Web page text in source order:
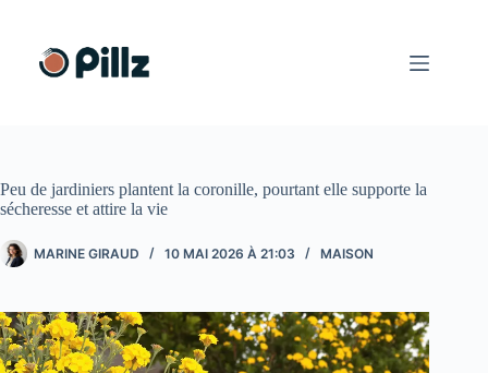
contenu
Peu de jardiniers plantent la coronille, pourtant elle supporte la
sécheresse et attire la vie
MARINE GIRAUD 10 MAI 2026 À 21:03 MAISON